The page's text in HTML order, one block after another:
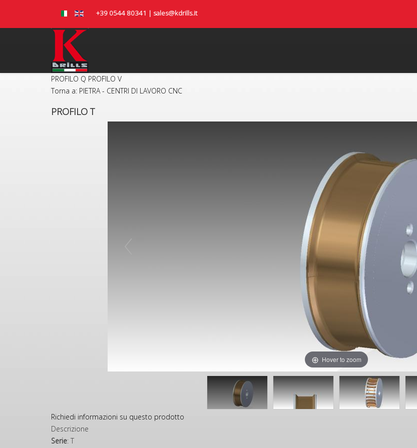
+39 0544 80341 | sales@kdrills.it
PROFILO Q PROFILO V
Torna a: PIETRA - CENTRI DI LAVORO CNC
PROFILO T
Hover to zoom
Richiedi informazioni su questo prodotto
Descrizione
Serie: T